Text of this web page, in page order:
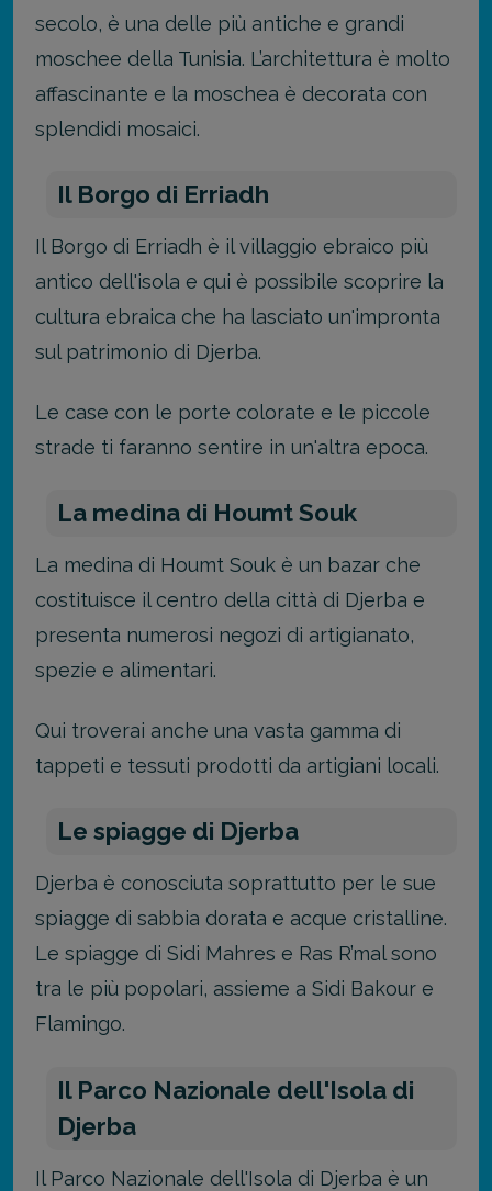
secolo, è una delle più antiche e grandi
moschee della Tunisia. L’architettura è molto
affascinante e la moschea è decorata con
splendidi mosaici.
Il Borgo di Erriadh
Il Borgo di Erriadh è il villaggio ebraico più
antico dell'isola e qui è possibile scoprire la
cultura ebraica che ha lasciato un'impronta
sul patrimonio di Djerba.
Le case con le porte colorate e le piccole
strade ti faranno sentire in un'altra epoca.
La medina di Houmt Souk
La medina di Houmt Souk è un bazar che
costituisce il centro della città di Djerba e
presenta numerosi negozi di artigianato,
spezie e alimentari.
Qui troverai anche una vasta gamma di
tappeti e tessuti prodotti da artigiani locali.
Le spiagge di Djerba
Djerba è conosciuta soprattutto per le sue
spiagge di sabbia dorata e acque cristalline.
Le spiagge di Sidi Mahres e Ras R’mal sono
tra le più popolari, assieme a Sidi Bakour e
Flamingo.
Il Parco Nazionale dell'Isola di
Djerba
Il Parco Nazionale dell'Isola di Djerba è un